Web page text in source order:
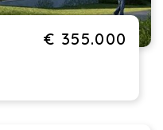
€ 355.000